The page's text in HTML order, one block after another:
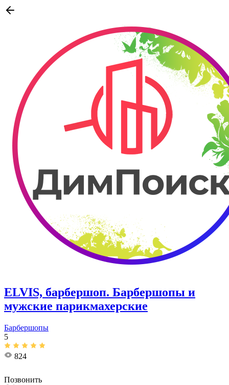
ELVIS, барбершоп. Барбершопы и
мужские парикмахерские
Барбершопы
5
824
Позвонить